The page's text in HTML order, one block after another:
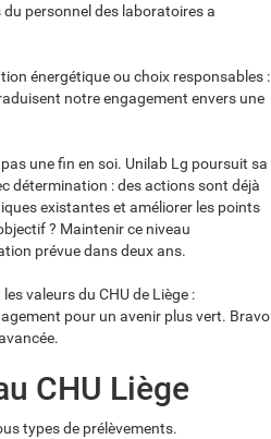
personnel des laboratoires a
énergétique ou choix responsables :
notre engagement envers une
une fin en soi. Unilab Lg poursuit sa
détermination : des actions sont déjà
existantes et améliorer les points
? Maintenir ce niveau
prévue dans deux ans.
valeurs du CHU de Liège :
pour un avenir plus vert. Bravo
CHU Liège
types de prélèvements.